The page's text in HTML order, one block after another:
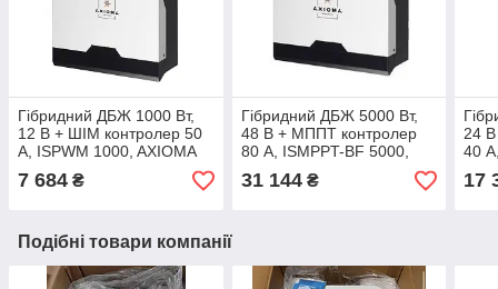
Гібридний ДБЖ 1000 Вт,
12 В + ШІМ контролер 50
А, ІSPWM 1000, AXIOMA
7 684 ₴
Гібридний ДБЖ 5000 Вт,
48 В + МППТ контролер
80 А, ISMPPT-BF 5000,
31 144₴
24
40
17
Подібні товари компанії